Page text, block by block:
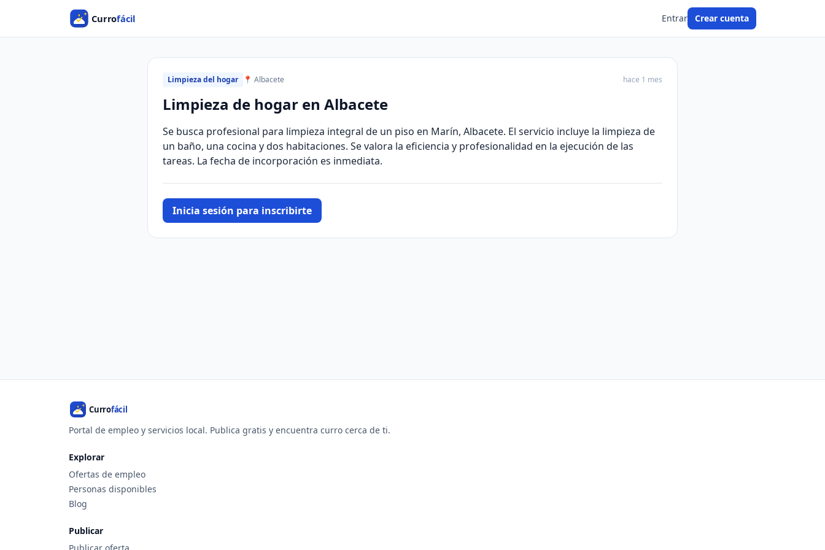
Entrar Crear cuenta
Limpieza del hogar 📍 Albacete hace 1 mes
Limpieza de hogar en Albacete
Se busca profesional para limpieza integral de un piso en Marín, Albacete. El servicio incluye la limpieza de
un baño, una cocina y dos habitaciones. Se valora la eficiencia y profesionalidad en la ejecución de las
tareas. La fecha de incorporación es inmediata.
Inicia sesión para inscribirte
Portal de empleo y servicios local. Publica gratis y encuentra curro cerca de ti.
Explorar
Ofertas de empleo
Personas disponibles
Blog
Publicar